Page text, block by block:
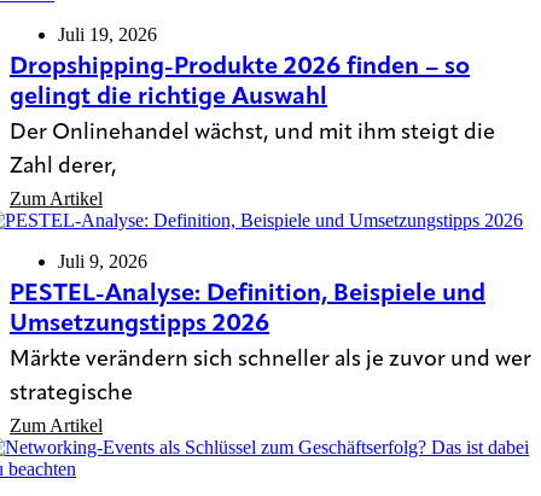
Juli 19, 2026
Dropshipping-Produkte 2026 finden – so
gelingt die richtige Auswahl
Der Onlinehandel wächst, und mit ihm steigt die
Zahl derer,
Zum Artikel
Juli 9, 2026
PESTEL-Analyse: Definition, Beispiele und
Umsetzungstipps 2026
Märkte verändern sich schneller als je zuvor und wer
strategische
Zum Artikel